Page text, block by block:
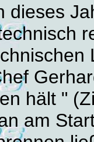
dieses
hält "
am